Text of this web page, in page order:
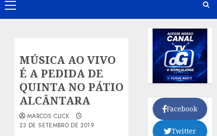
Primary
Menu
MÚSICA AO VIVO
É A PEDIDA DE
QUINTA NO PÁTIO
ALCÂNTARA
MARCOS CLICK
23 DE SETEMBRO DE 2019
Facebook
Twitter